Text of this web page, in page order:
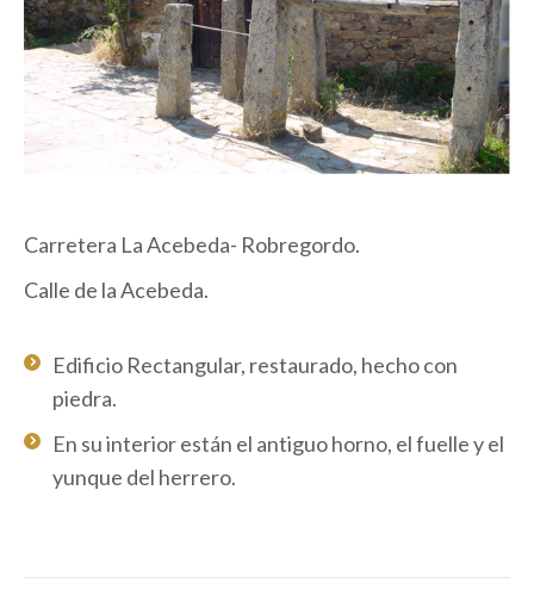
Carretera La Acebeda- Robregordo.
Calle de la Acebeda.
Edificio Rectangular, restaurado, hecho con
piedra.
En su interior están el antiguo horno, el fuelle y el
yunque del herrero.